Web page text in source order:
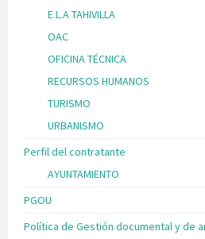
E.L.A TAHIVILLA
OAC
OFICINA TÉCNICA
RECURSOS HUMANOS
TURISMO
URBANISMO
Perfil del contratante
AYUNTAMIENTO
PGOU
Política de Gestión documental y de